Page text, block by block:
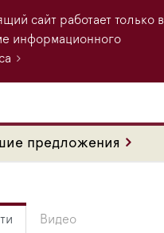
сайт работает только в
информационного
предложения
Видео